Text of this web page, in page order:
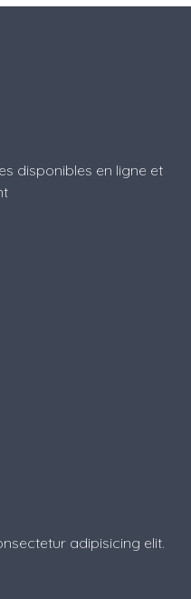
disponibles en ligne et
adipisicing elit.